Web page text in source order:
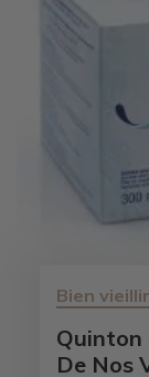
Bien vieillir
Quinton
De Nos